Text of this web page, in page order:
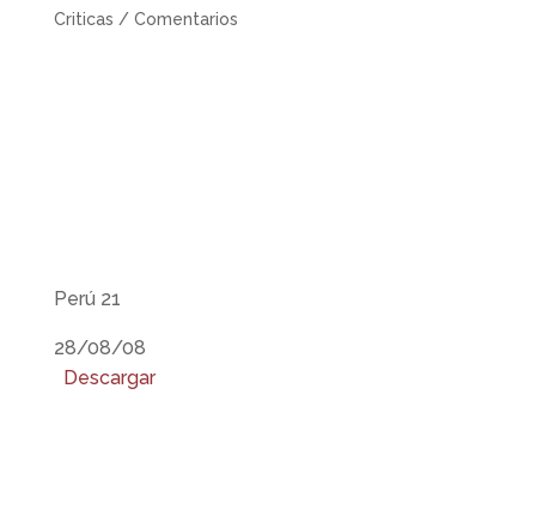
Criticas / Comentarios
Perú 21
28/08/08
Descargar